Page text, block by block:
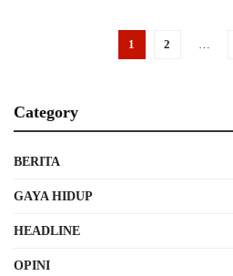
1 2 …
Category
BERITA
GAYA HIDUP
HEADLINE
OPINI